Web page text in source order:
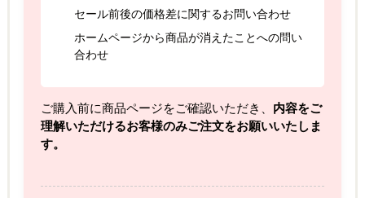
セール前後の価格差に関するお問い合わせ
ホームページから商品が消えたことへの問い
合わせ
ご購入前に商品ページをご確認いただき、 内容をご
理解いただけるお客様のみご注文をお願いいたしま
す。